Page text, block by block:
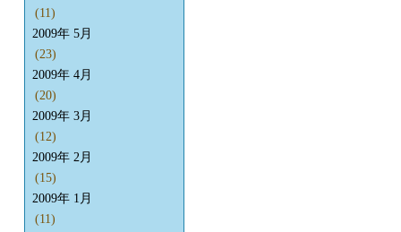
(11)
2009年 5月
(23)
2009年 4月
(20)
2009年 3月
(12)
2009年 2月
(15)
2009年 1月
(11)